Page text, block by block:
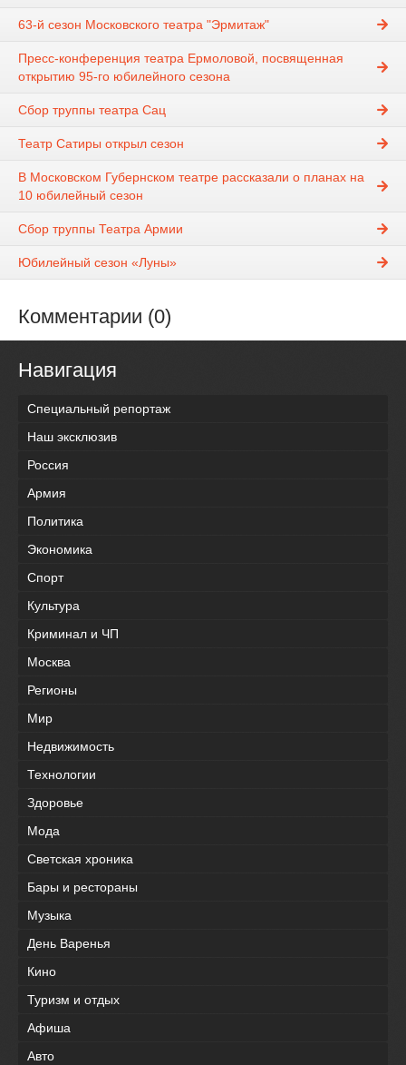
63-й сезон Московского театра "Эрмитаж"
Пресс-конференция театра Ермоловой, посвященная
открытию 95-го юбилейного сезона
Сбор труппы театра Сац
Театр Сатиры открыл сезон
В Московском Губернском театре рассказали о планах на
10 юбилейный сезон
Сбор труппы Театра Армии
Юбилейный сезон «Луны»
Комментарии (0)
Навигация
Специальный репортаж
Наш эксклюзив
Россия
Армия
Политика
Экономика
Спорт
Культура
Криминал и ЧП
Москва
Регионы
Мир
Недвижимость
Технологии
Здоровье
Мода
Светская хроника
Бары и рестораны
Музыка
День Варенья
Кино
Туризм и отдых
Афиша
Авто